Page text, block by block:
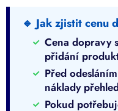
🔹 Jak zjistit cenu
Cena dopravy
přidání
Před
náklady
Pokud